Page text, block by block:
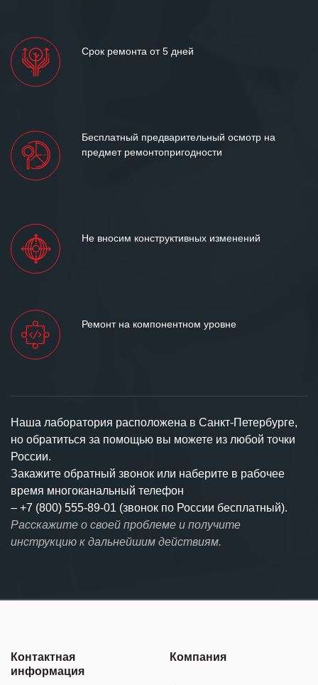
Срок ремонта от 5 дней
Бесплатный предварительный осмотр на
предмет ремонтопригодности
Не вносим конструктивных изменений
Ремонт на компонентном уровне
Наша лаборатория расположена в Санкт-Петербурге,
но обратиться за помощью вы можете из любой точки
России.
Закажите обратный звонок или наберите в рабочее
время многоканальный телефон
– +7 (800) 555-89-01 (звонок по России бесплатный).
Расскажите о своей проблеме и получите
инструкцию к дальнейшим действиям.
Контактная
информация
Компания